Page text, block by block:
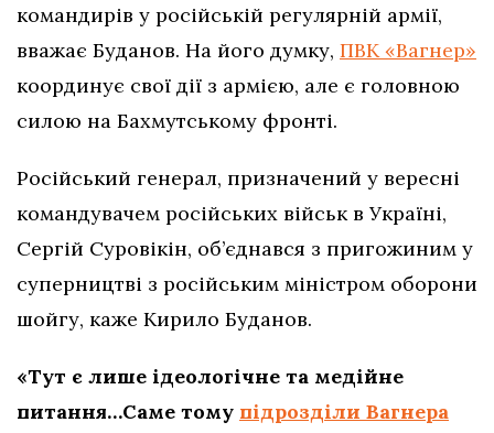
командирів у російській регулярній армії,
вважає Буданов. На його думку, ПВК «Вагнер»
координує свої дії з армією, але є головною
силою на Бахмутському фронті.
Російський генерал, призначений у вересні
командувачем російських військ в Україні,
Сергій Суровікін, об’єднався з пригожиним у
суперництві з російським міністром оборони
шойгу, каже Кирило Буданов.
«Тут є лише ідеологічне та медійне
питання…Саме тому підрозділи Вагнера